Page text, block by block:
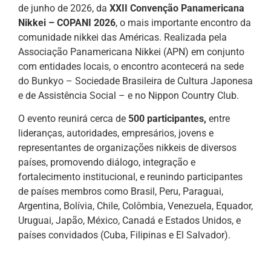
de junho de 2026, da XXII Convenção Panamericana
Nikkei – COPANI 2026, o mais importante encontro da
comunidade nikkei das Américas. Realizada pela
Associação Panamericana Nikkei (APN) em conjunto
com entidades locais, o encontro acontecerá na sede
do Bunkyo – Sociedade Brasileira de Cultura Japonesa
e de Assistência Social – e no Nippon Country Club.
O evento reunirá cerca de 500 participantes, entre
lideranças, autoridades, empresários, jovens e
representantes de organizações nikkeis de diversos
países, promovendo diálogo, integração e
fortalecimento institucional, e reunindo participantes
de países membros como Brasil, Peru, Paraguai,
Argentina, Bolívia, Chile, Colômbia, Venezuela, Equador,
Uruguai, Japão, México, Canadá e Estados Unidos, e
países convidados (Cuba, Filipinas e El Salvador).